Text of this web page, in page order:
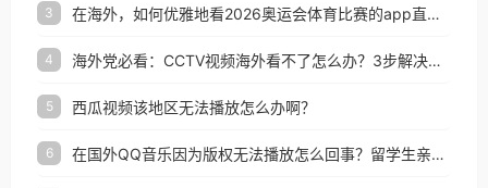
3 在海外，如何优雅地看2026奥运会体育比赛的app直播？
4 海外党必看：CCTV视频海外看不了怎么办？3步解决地区限制+追剧自由
5 西瓜视频该地区无法播放怎么办啊？
6 在国外QQ音乐因为版权无法播放怎么回事？留学生亲测有效的解决办法